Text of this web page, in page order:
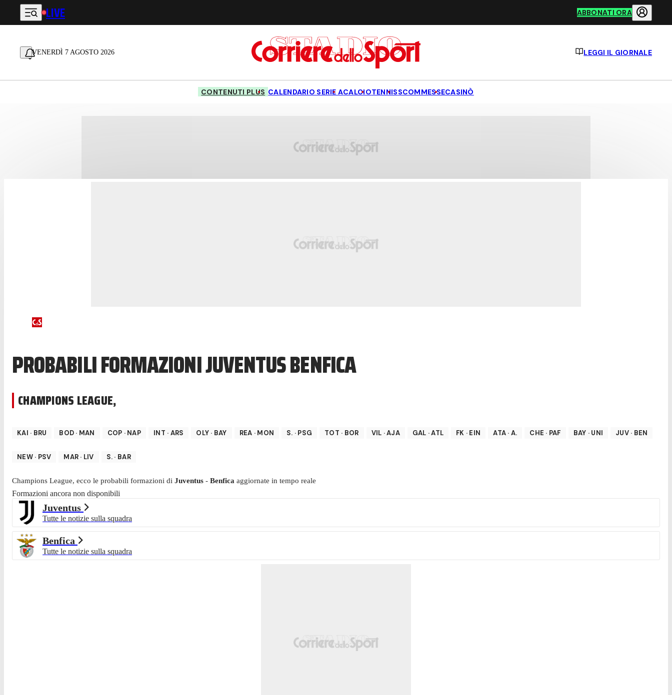
Vai al contenuto principale
LIVE ABBONATI ORA
VENERDÌ 7 AGOSTO 2026 LEGGI IL GIORNALE
CONTENUTI PLUS CALENDARIO SERIE ACALCIOTENNISSCOMMESSECASINÒ
PROBABILI FORMAZIONI JUVENTUS BENFICA
CHAMPIONS LEAGUE,
KAI · BRU BOD · MAN COP · NAP INT · ARS OLY · BAY REA · MON S. · PSG TOT · BOR VIL ·AJA GAL ·ATL FK · EIN ATA · A. CHE · PAF BAY · UNI JUV· BEN
NEW· PSV MAR · LIV S. · BAR
Champions League, ecco le probabili formazioni di Juventus - Benfica aggiornate in tempo reale
Formazioni ancora non disponibili
Juventus
Tutte le notizie sulla squadra
Benfica
Tutte le notizie sulla squadra